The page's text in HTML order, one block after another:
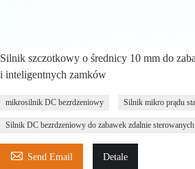
Silnik szczotkowy o średnicy 10 mm do
i inteligentnych zamków
mikrosilnik DC bezrdzeniowy Silnik mikro prądu
Silnik DC bezrdzeniowy do zabawek zdalnie sterowanych
 Send Email Detale